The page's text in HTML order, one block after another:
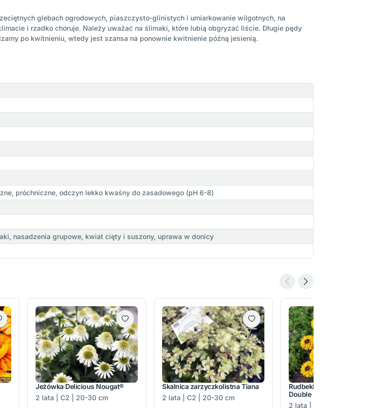
glebach ogrodowych, piaszczysto-glinistych i umiarkowanie wilgotnych, na
i rzadko choruje. Należy uważać na ślimaki, które lubią obgryzać liście. Długie pędy
po kwitnieniu, wtedy jest szansa na ponownie kwitnienie późną jesienią.
próchniczne, odczyn lekko kwaśny do zasadowego (pH 6-8)
nasadzenia grupowe, kwiat cięty i suszony, uprawa w donicy
Jeżówka Delicious Nougat®
2 lata | C2 | 20-30 cm
Skalnica zarzyczkolistna Tiana
2 lata | C2 | 20-30 cm
Rudbekia owłosiona
Double Kissing
2 lata | C2 | 20-30 cm